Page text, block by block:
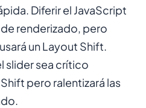
Diferir el JavaScript
renderizado, pero
un Layout Shift.
slider sea crítico
pero ralentizará las